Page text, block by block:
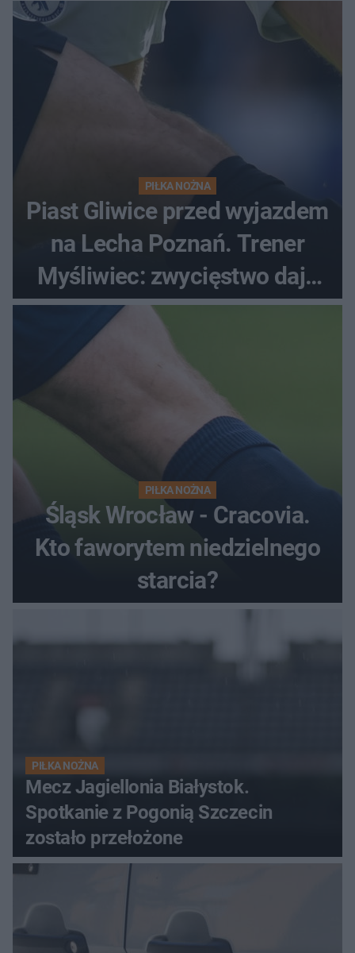
PIŁKA NOŻNA
Piast Gliwice przed wyjazdem
na Lecha Poznań. Trener
Myśliwiec: zwycięstwo daje
satysfakcję
PIŁKA NOŻNA
Śląsk Wrocław - Cracovia.
Kto faworytem niedzielnego
starcia?
PIŁKA NOŻNA
Mecz Jagiellonia Białystok.
Spotkanie z Pogonią Szczecin
zostało przełożone